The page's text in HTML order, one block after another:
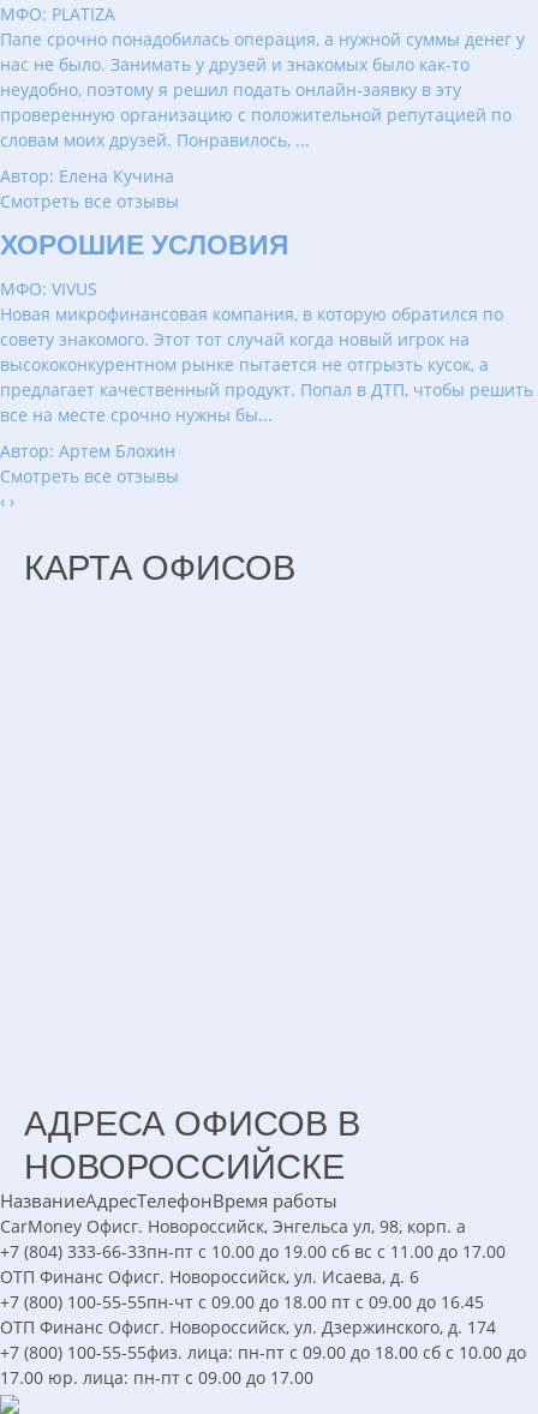
МФО: PLATIZA
Папе срочно понадобилась операция, а нужной суммы денег у
нас не было. Занимать у друзей и знакомых было как-то
неудобно, поэтому я решил подать онлайн-заявку в эту
проверенную организацию с положительной репутацией по
словам моих друзей. Понравилось, ...
Автор: Елена Кучина
Смотреть все отзывы
ХОРОШИЕ УСЛОВИЯ
МФО: VIVUS
Новая микрофинансовая компания, в которую обратился по
совету знакомого. Этот тот случай когда новый игрок на
высококонкурентном рынке пытается не отгрызть кусок, а
предлагает качественный продукт. Попал в ДТП, чтобы решить
все на месте срочно нужны бы...
Автор: Артем Блохин
Смотреть все отзывы
‹ ›
КАРТА ОФИСОВ
АДРЕСА ОФИСОВ В
НОВОРОССИЙСКЕ
НазваниеАдресТелефонВремя работы
CarMoney Офисг. Новороссийск, Энгельса ул, 98, корп. а
+7 (804) 333-66-33пн-пт с 10.00 до 19.00 сб вс с 11.00 до 17.00
ОТП Финанс Офисг. Новороссийск, ул. Исаева, д. 6
+7 (800) 100-55-55пн-чт с 09.00 до 18.00 пт с 09.00 до 16.45
ОТП Финанс Офисг. Новороссийск, ул. Дзержинского, д. 174
+7 (800) 100-55-55физ. лица: пн-пт с 09.00 до 18.00 сб с 10.00 до
17.00 юр. лица: пн-пт с 09.00 до 17.00